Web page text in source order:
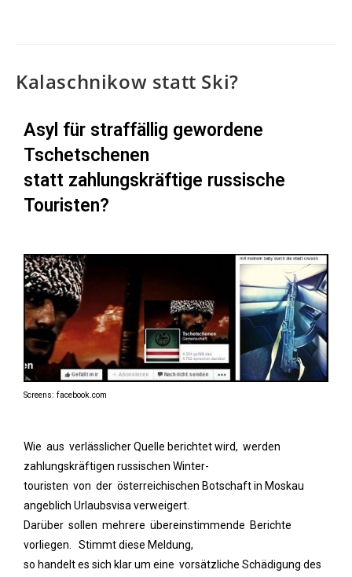
Kalaschnikow statt Ski?
Asyl für straffällig gewordene
Tschetschenen
statt zahlungskräftige russische
Touristen?
Screens: facebook.com
Wie aus verlässlicher Quelle berichtet wird, werden
zahlungskräftigen russischen Winter-
touristen von der österreichischen Botschaft in Moskau
angeblich Urlaubsvisa verweigert.
Darüber sollen mehrere übereinstimmende Berichte
vorliegen. Stimmt diese Meldung,
so handelt es sich klar um eine vorsätzliche Schädigung des